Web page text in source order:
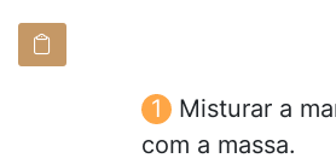
Misturar a
com a massa.